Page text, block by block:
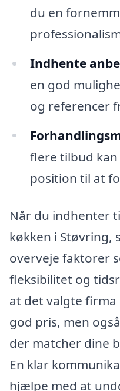
du en
Indhente
en god
og referencer
flere tilbud
position til at
Når du indhenter
køkken i Støvring,
overveje faktorer
fleksibilitet og
at det valgte
god pris, men
der matcher dine
En klar
hjælpe med at